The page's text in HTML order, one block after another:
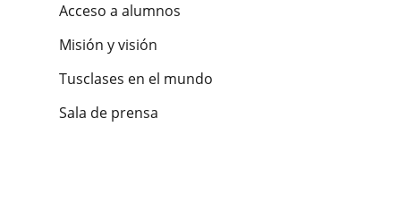
Acceso a alumnos
Misión y visión
Tusclases en el mundo
Sala de prensa